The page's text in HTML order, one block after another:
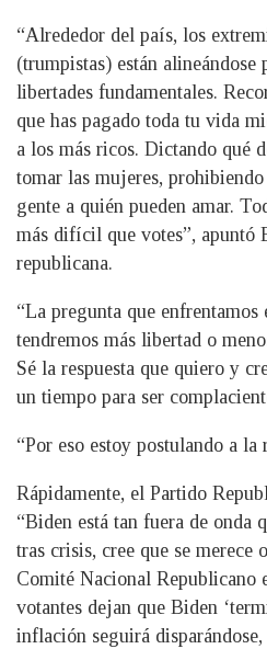
“Alrededor del país, los
(trumpistas) están alineándose
libertades fundamentales.
que has pagado toda tu vida
a los más ricos. Dictando qué
tomar las mujeres,
gente a quién pueden amar.
más difícil que votes”, apuntó
republicana.
“La pregunta que
tendremos más libertad o
Sé la respuesta que quiero y
un tiempo para ser
“Por eso estoy postulando a la
Rápidamente, el Partido
“Biden está tan fuera de onda
tras crisis, cree que se merece
Comité Nacional Republicano
votantes dejan que Biden
inflación seguirá